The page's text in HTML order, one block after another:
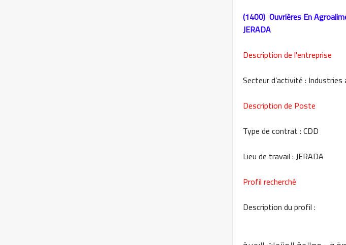
JERADA
Description de l'entreprise
Secteur d’activité :
Description de Poste
Type de contrat : CDD
Lieu de travail : JERADA
Profil recherché
Description du profil :